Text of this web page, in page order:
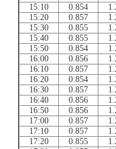
15:10
0.854
15:20
0.857
15:30
0.855
15:40
0.855
15:50
0.854
16:00
0.856
16:10
0.857
16:20
0.854
16:30
0.857
16:40
0.856
16:50
0.856
17:00
0.857
17:10
0.857
17:20
0.855